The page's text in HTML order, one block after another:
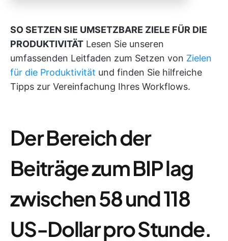
SO SETZEN SIE UMSETZBARE ZIELE FÜR DIE
PRODUKTIVITÄT Lesen Sie unseren
umfassenden Leitfaden zum Setzen von Zielen
für die Produktivität und finden Sie hilfreiche
Tipps zur Vereinfachung Ihres Workflows.
Der Bereich der
Beiträge zum BIP lag
zwischen 58 und 118
US-Dollar pro Stunde.